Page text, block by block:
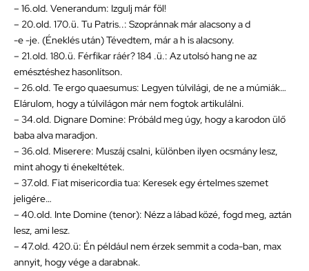
– 16.old. Venerandum: Izgulj már föl!
– 20.old. 170.ü. Tu Patris..: Szopránnak már alacsony a d
-e -je. (Éneklés után) Tévedtem, már a h is alacsony.
– 21.old. 180.ü. Férfikar ráér? 184 .ü.: Az utolsó hang ne az
emésztéshez hasonlítson.
– 26.old. Te ergo quaesumus: Legyen túlvilági, de ne a múmiák…
Elárulom, hogy a túlvilágon már nem fogtok artikulálni.
– 34.old. Dignare Domine: Próbáld meg úgy, hogy a karodon ülő
baba alva maradjon.
– 36.old. Miserere: Muszáj csalni, különben ilyen ocsmány lesz,
mint ahogy ti énekeltétek.
– 37.old. Fiat misericordia tua: Keresek egy értelmes szemet
jeligére…
– 40.old. Inte Domine (tenor): Nézz a lábad közé, fogd meg, aztán
lesz, ami lesz.
– 47.old. 420.ü: Én például nem érzek semmit a coda-ban, max
annyit, hogy vége a darabnak.